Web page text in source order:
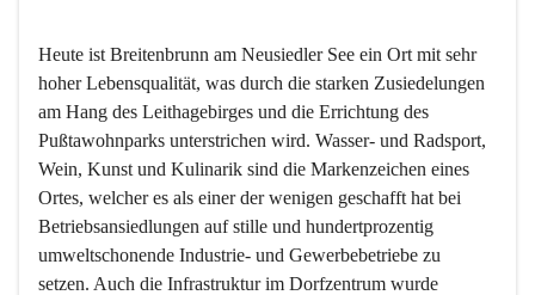
Heute ist Breitenbrunn am Neusiedler See ein Ort mit sehr
hoher Lebensqualität, was durch die starken Zusiedelungen
am Hang des Leithagebirges und die Errichtung des
Pußtawohnparks unterstrichen wird. Wasser- und Radsport,
Wein, Kunst und Kulinarik sind die Markenzeichen eines
Ortes, welcher es als einer der wenigen geschafft hat bei
Betriebsansiedlungen auf stille und hundertprozentig
umweltschonende Industrie- und Gewerbebetriebe zu
setzen. Auch die Infrastruktur im Dorfzentrum wurde